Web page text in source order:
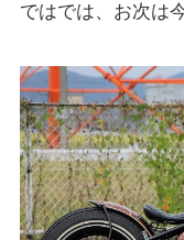
ではでは、お次は